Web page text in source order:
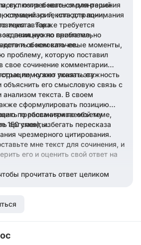
включив в него комментарий
из текста для понимания
текста. Также требуется
позицию по проблеме,
и обосновать ее.
потребоваться для решения
комментарий, иллюстрации,
автора.
нужно внимательно
в нем ключевые моменты,
проблему, которую поставил
свое сочинение комментарии
помогают понять эту
нужно указать важность
его смысловую связь с
текста. В своем
сформулировать позицию
по рассматриваемой теме,
аргументы.
требованиям по объему
150 слов), избегать пересказа
чрезмерного цитирования.
мне текст для сочинения, и
его и оценить свой ответ на
прочитать ответ целиком